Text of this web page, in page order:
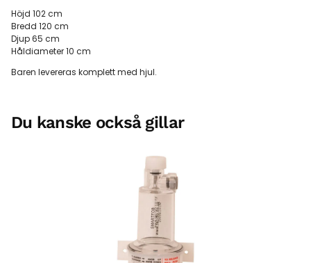
Höjd 102 cm
Bredd 120 cm
Djup 65 cm
Håldiameter 10 cm
Baren levereras komplett med hjul.
Du kanske också gillar